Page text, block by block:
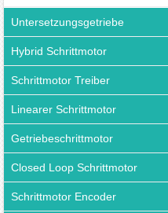
Untersetzungsgetriebe
Hybrid Schrittmotor
Schrittmotor Treiber
Linearer Schrittmotor
Getriebeschrittmotor
Closed Loop Schrittmotor
Schrittmotor Encoder